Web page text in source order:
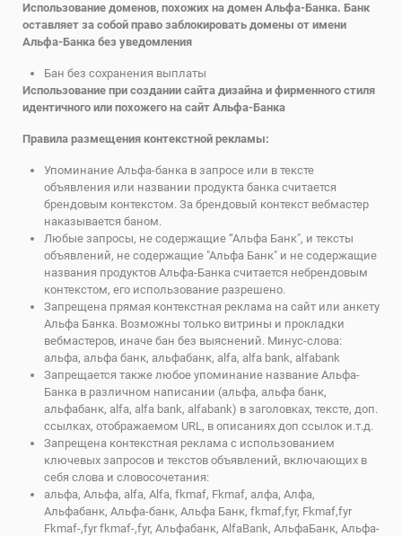
Использование доменов, похожих на домен Альфа-Банка. Банк
оставляет за собой право заблокировать домены от имени
Альфа-Банка без уведомления
Бан без сохранения выплаты
Использование при создании сайта дизайна и фирменного стиля
идентичного или похожего на сайт Альфа-Банка
Правила размещения контекстной рекламы:
Упоминание Альфа-банка в запросе или в тексте
объявления или названии продукта банка считается
брендовым контекстом. За брендовый контекст вебмастер
наказывается баном.
Любые запросы, не содержащие “Альфа Банк", и тексты
объявлений, не содержащие "Альфа Банк" и не содержащие
названия продуктов Альфа-Банка считается небрендовым
контекстом, его использование разрешено.
Запрещена прямая контекстная реклама на сайт или анкету
Альфа Банка. Возможны только витрины и прокладки
вебмастеров, иначе бан без выяснений. Минус-слова:
альфа, альфа банк, альфабанк, alfa, alfa bank, alfabank
Запрещается также любое упоминание название Альфа-
Банка в различном написании (альфа, альфа банк,
альфабанк, alfa, alfa bank, alfabank) в заголовках, тексте, доп.
ссылках, отображаемом URL, в описаниях доп ссылок и.т.д.
Запрещена контекстная реклама с использованием
ключевых запросов и текстов объявлений, включающих в
себя слова и словосочетания:
альфа, Альфа, alfa, Alfa, fkmaf, Fkmaf, алфа, Алфа,
Альфабанк, Альфа-банк, Альфа Банк, fkmaf,fyr, Fkmaf,fyr
Fkmaf-,fyr fkmaf-,fyr, Альфабанк, AlfaBank, АльфаБанк, Альфа-